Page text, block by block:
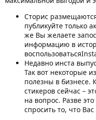
Сторис
публикуйте только
же Вы желаете
информацию в
Недавно инста
Так вот некоторые
полезны в бизнесе.
стикеров сейчас –
на вопрос. Разве
спросить то, что Вас